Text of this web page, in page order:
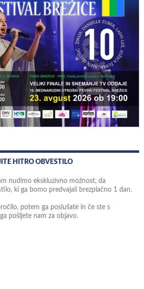
HITRO OBVESTILO
nudimo ekskluzivno možnost, da
ki ga bomo predvajali brezplačno 1 dan.
potem ga poslušate in če ste s
pošljete nam za objavo.